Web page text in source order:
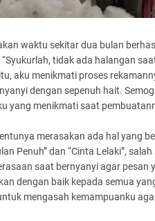
waktu sekitar dua bulan
tidak ada halangan
aku menikmati proses
dengan sepenuh hait.
yang menikmati saat
merasakan ada hal yang
Penuh” dan “Cinta Lelaki”,
saat bernyanyi agar pesan
dengan baik kepada semua
mengasah kemampuanku